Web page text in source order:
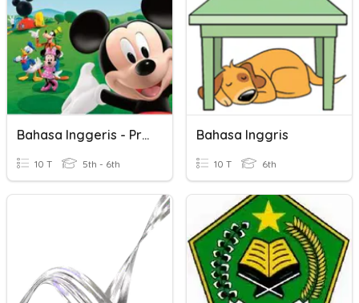
Bahasa Inggeris - Prasekolah
10 T 5th - 6th
Bahasa Inggris
10 T 6th